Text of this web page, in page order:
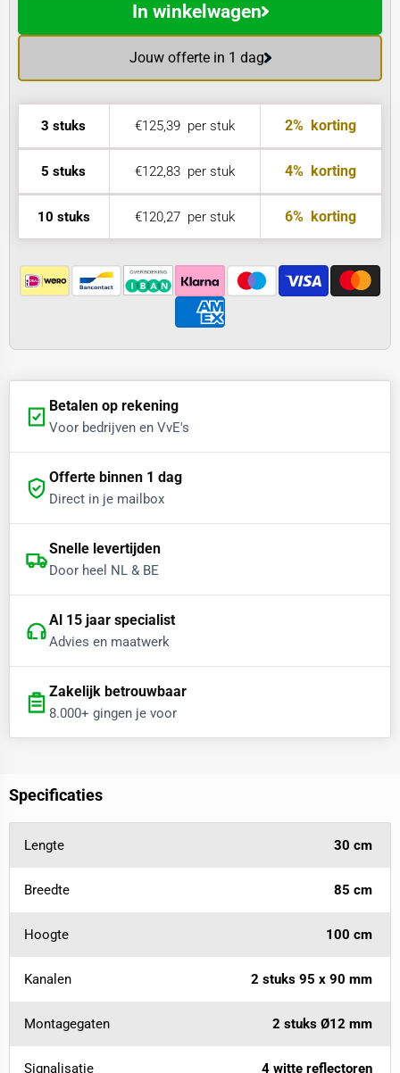
Jouw offerte in 1 dag
In winkelwagen
3 stuks €125,39per stuk 2% korting
5 stuks €122,83per stuk 4% korting
10 stuks €120,27per stuk 6% korting
Betalen op rekening
Voor bedrijven en VvE's
Offerte binnen 1 dag
Direct in je mailbox
Snelle levertijden
Door heel NL & BE
Al 15 jaar specialist
Advies en maatwerk
Zakelijk betrouwbaar
8.000+ gingen je voor
Specificaties
Lengte 30 cm
Breedte 85 cm
Hoogte 100 cm
Kanalen 2 stuks 95 x 90 mm
Montagegaten 2 stuks Ø12 mm
Signalisatie 4 witte reflectoren